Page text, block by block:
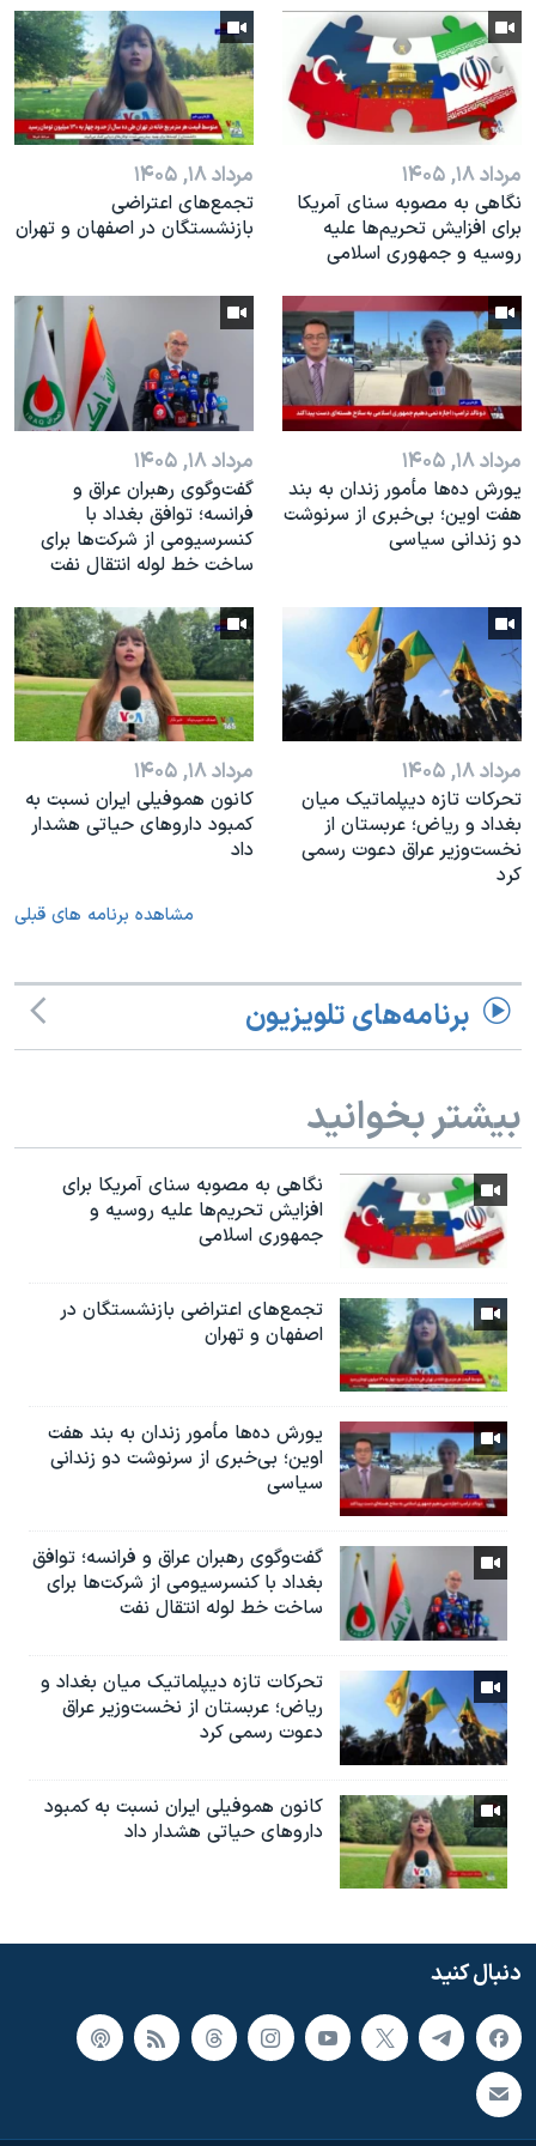
نرگس محمدی برنده جایزه نوبل صلح
همایش محافظه‌کاران آمریکا «سی‌پک»
صفحه‌های ویژه
سفر پرزیدنت ترامپ به چینمرداد ۱۸, ۱۴۰۵
نگاهی به مصوبه سنای آمریکا
برای افزایش تحریم‌ها علیه
روسیه و جمهوری اسلامی
مرداد ۱۸, ۱۴۰۵
تجمع‌های اعتراضی
بازنشستگان در اصفهان و تهران
مرداد ۱۸, ۱۴۰۵
یورش ده‌ها مأمور زندان به بند
هفت اوین؛ بی‌خبری از سرنوشت
دو زندانی سیاسی
مرداد ۱۸, ۱۴۰۵
گفت‌وگوی رهبران عراق و
فرانسه؛ توافق بغداد با
کنسرسیومی از شرکت‌ها برای
ساخت خط لوله انتقال نفت
مرداد ۱۸, ۱۴۰۵
تحرکات تازه دیپلماتیک میان
بغداد و ریاض؛ عربستان از
نخست‌وزیر عراق دعوت رسمی
کرد
مرداد ۱۸, ۱۴۰۵
کانون هموفیلی ایران نسبت به
کمبود داروهای حیاتی هشدار
داد
مشاهده برنامه های قبلی
برنامه‌های تلویزیون
بیشتر بخوانید
نگاهی به مصوبه سنای آمریکا برای
افزایش تحریم‌ها علیه روسیه و
جمهوری اسلامی
تجمع‌های اعتراضی بازنشستگان در
اصفهان و تهران
یورش ده‌ها مأمور زندان به بند هفت
اوین؛ بی‌خبری از سرنوشت دو زندانی
سیاسی
گفت‌وگوی رهبران عراق و فرانسه؛ توافق
بغداد با کنسرسیومی از شرکت‌ها برای
ساخت خط لوله انتقال نفت
تحرکات تازه دیپلماتیک میان بغداد و
ریاض؛ عربستان از نخست‌وزیر عراق
دعوت رسمی کرد
کانون هموفیلی ایران نسبت به کمبود
داروهای حیاتی هشدار داد
دنبال کنید